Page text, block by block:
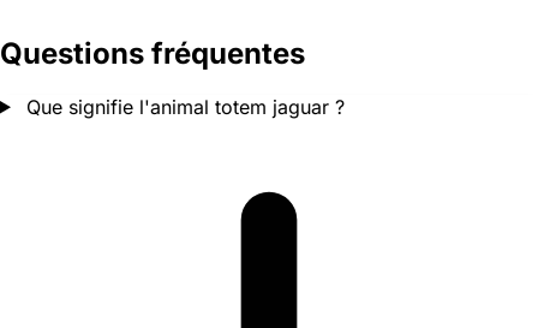
Questions fréquentes
Que signifie l'animal totem jaguar ?